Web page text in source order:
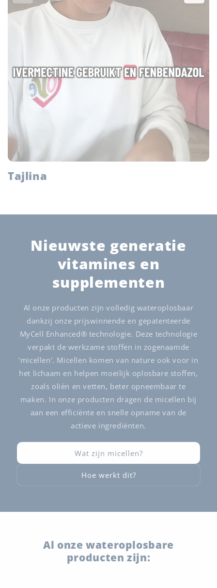
Tajlina
Nieuwste generatie
vitamines en
supplementen
Al onze producten zijn volledig wateroplosbaar
dankzij onze prijswinnende en gepatenteerde
MyCell Enhanced® technologie. Deze technologie
verpakt de werkzame stoffen in zogenaamde
'micellen'. Micellen komen van nature ook voor in
het lichaam en helpen moeilijk oplosbare stoffen,
zoals oliën en vetten, beter opneembaar te
maken. In onze producten dragen de micellen bij
aan een efficiënte en snelle opname van de
actieve ingrediënten.
Wat zijn micellen?
Hoe werkt dit?
Al onze wateroplosbare
producten zijn: